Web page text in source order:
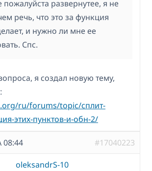
пожалуйста развернутее, я не
речь, что это за функция
и нужно ли мне ее
Спс.
я создал новую тему,
ru/forums/topic/сплит-
этих-пунктов-и-обн-2/
08:44 #17040223
oleksandrS-10